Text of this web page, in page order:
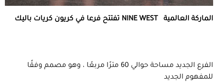
الماركة العالمية NINE WEST تفتتح فرعا في كريون كريات باليك
الفرع الجديد مساحة حوالي 60 مترًا مربعًا ، وهو مصمم وفقًا
للمفهوم الجديد